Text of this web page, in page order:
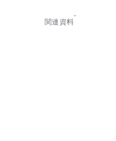
関連資料
-